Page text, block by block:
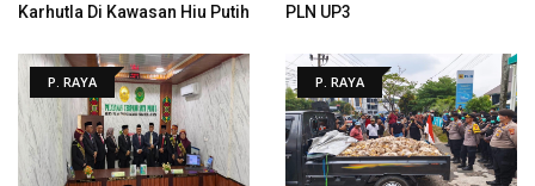
Karhutla Di Kawasan Hiu Putih
PLN UP3
P. RAYA P. RAYA